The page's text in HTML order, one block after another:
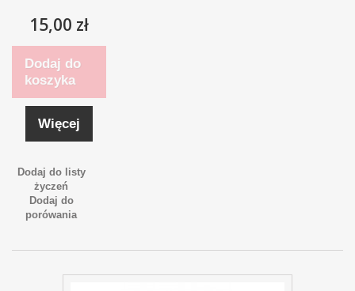
15,00 zł
Dodaj do
koszyka
Więcej
Dodaj do listy
życzeń
Dodaj do
porówania